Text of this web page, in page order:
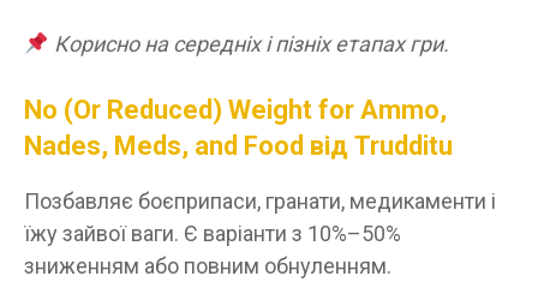
Корисно на середніх і пізніх етапах гри.
No (Or Reduced) Weight for Ammo,
Nades, Meds, and Food від Trudditu
Позбавляє боєприпаси, гранати, медикаменти і
їжу зайвої ваги. Є варіанти з 10%–50%
зниженням або повним обнуленням.